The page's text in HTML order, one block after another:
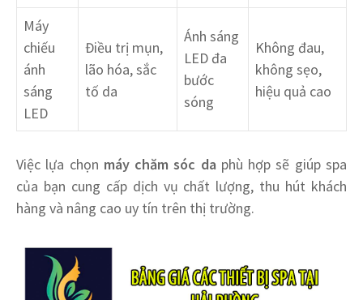
Máy
chiếu
ánh
sáng
LED
Điều trị mụn,
lão hóa, sắc
tố da
Ánh sáng
LED đa
bước
sóng
Không đau,
không sẹo,
hiệu quả cao
Việc lựa chọn máy chăm sóc da phù hợp sẽ giúp spa
của bạn cung cấp dịch vụ chất lượng, thu hút khách
hàng và nâng cao uy tín trên thị trường.